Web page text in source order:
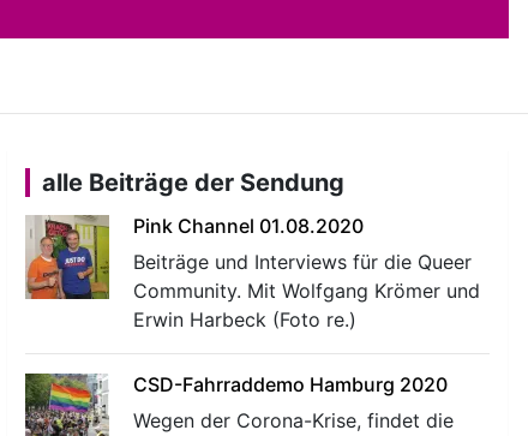
alle Beiträge der Sendung
Pink Channel 01.08.2020
Beiträge und Interviews für die Queer
Community. Mit Wolfgang Krömer und
Erwin Harbeck (Foto re.)
CSD-Fahrraddemo Hamburg 2020
Wegen der Corona-Krise, findet die